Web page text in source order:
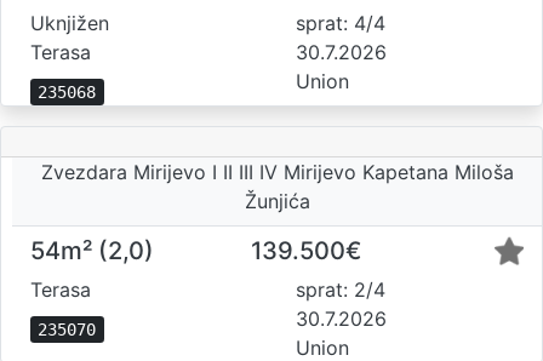
Uknjižen
Terasa
235068
sprat: 4/4
30.7.2026
Union
Zvezdara Mirijevo I II III IV Mirijevo Kapetana Miloša
Žunjića
54m² (2,0) 139.500€
Terasa
235070
sprat: 2/4
30.7.2026
Union